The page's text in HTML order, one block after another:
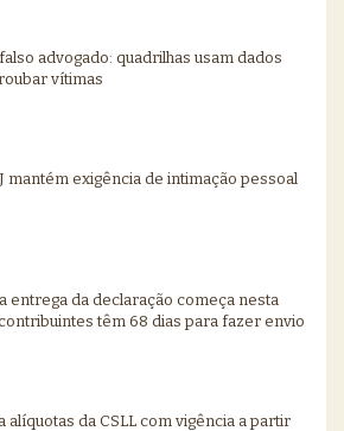
advogado: quadrilhas usam dados
vítimas
mantém exigência de intimação pessoal
entrega da declaração começa nesta
têm 68 dias para fazer envio
alíquotas da CSLL com vigência a partir